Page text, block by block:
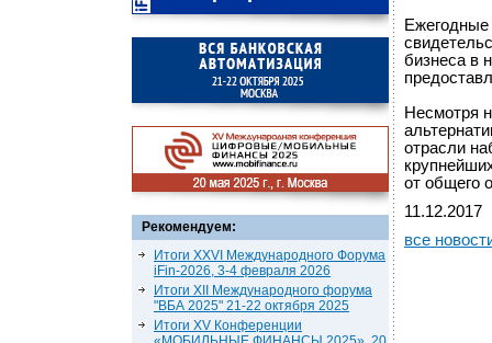
Рекомендуем:
Итоги XXVI Международного Форума
iFin-2026, 3-4 февраля 2026
Итоги XII Международного форума
"ВБА 2025" 21-22 октября 2025
Итоги XV Конференции
Ежегодные
бизнеса в
Несмотря
отрасли
от общего
11.12.2017
все